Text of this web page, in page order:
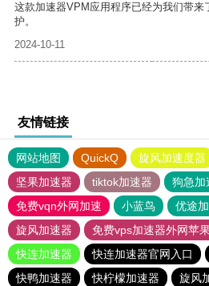
这款加速器VPM应用程序已经为我们带来
护。
2024-10-11
友情链接
网站地图 QuickQ 旋风加速度器
坚果加速器
tiktok加速器
狗急加
免费vqn外网加速
小蓝鸟 优途
旋风加速器
免费vps加速器外网苹
快连加速器
快连加速器官网入口
快鸭加速器
快柠檬加速器 旋风